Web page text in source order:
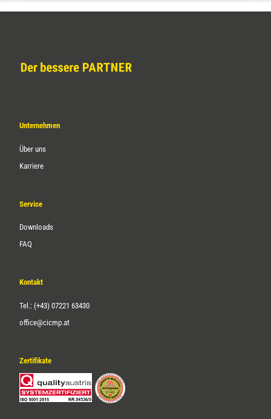
Unternehmen
Über uns
Karriere
Service
Downloads
FAQ
Kontakt
Tel.: (+43) 07221 63430
office@cicmp.at
Zertifikate